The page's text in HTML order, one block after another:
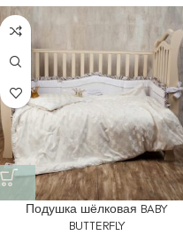
Подушка шёлковая BABY
BUTTERFLY